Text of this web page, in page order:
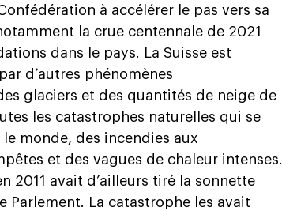
à accélérer le pas vers sa
la crue centennale de 2021
dans le pays. La Suisse est
d’autres phénomènes
glaciers et des quantités de neige de
les catastrophes naturelles qui se
monde, des incendies aux
et des vagues de chaleur intenses.
2011 avait d’ailleurs tiré la sonnette
Parlement. La catastrophe les avait